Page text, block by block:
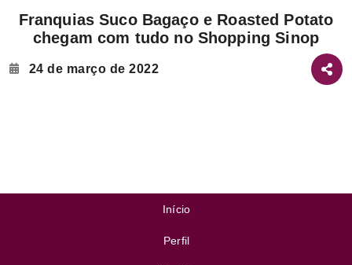
Franquias Suco Bagaço e Roasted Potato
chegam com tudo no Shopping Sinop
24 de março de 2022
Início
Perfil